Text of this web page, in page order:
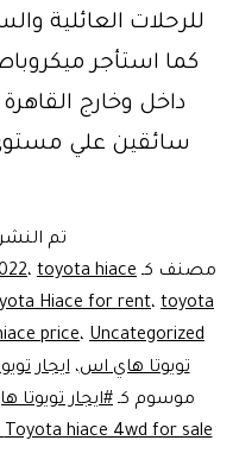
للرحلات العائلية
كما استأجر
داخل وخارج
سائقين علي
تم
مصنف كـ
، toyota hiace
Hiace for rent، toyota
price، Uncategorized
تويوتا هاي اس،ايجار
موسوم كـ #ايجار تويوتا
Toyota hiace 4wd for sale أستراليا